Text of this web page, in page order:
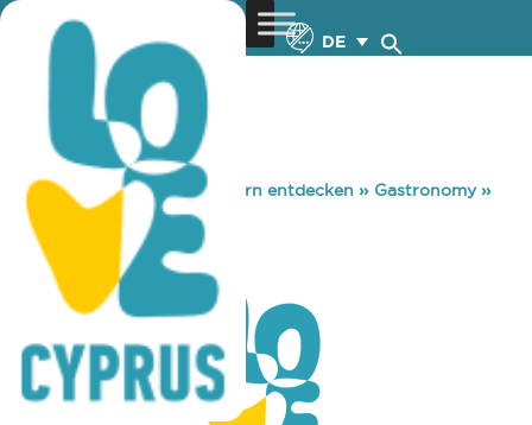
DE
You are here: Home »Zypern entdecken » Gastronomy»
EATERS
EATERS